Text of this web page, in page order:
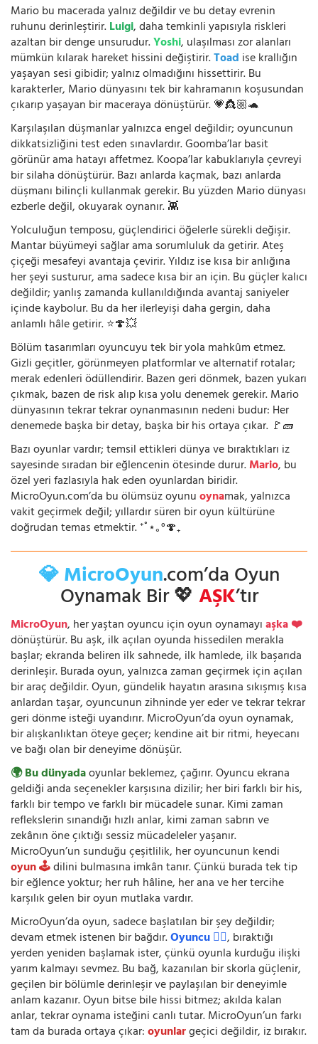
Mario bu macerada yalnız değildir ve bu detay evrenin
ruhunu derinleştirir.Luigi, daha temkinli yapısıyla riskleri
azaltan bir denge unsurudur.Yoshi, ulaşılması zor alanları
mümkün kılarak hareket hissini değiştirir.Toad ise krallığın
yaşayan sesi gibidir; yalnız olmadığını hissettirir. Bu
karakterler, Mario dünyasını tek bir kahramanın koşusundan
çıkarıp yaşayan bir maceraya dönüştürür. 💗👸🏼🐢
Karşılaşılan düşmanlar yalnızca engel değildir; oyuncunun
dikkatsizliğini test eden sınavlardır. Goomba’lar basit
görünür ama hatayı affetmez. Koopa’lar kabuklarıyla çevreyi
bir silaha dönüştürür. Bazı anlarda kaçmak, bazı anlarda
düşmanı bilinçli kullanmak gerekir. Bu yüzden Mario dünyası
ezberle değil, okuyarak oynanır. 👾
Yolculuğun temposu, güçlendirici öğelerle sürekli değişir.
Mantar büyümeyi sağlar ama sorumluluk da getirir. Ateş
çiçeği mesafeyi avantaja çevirir. Yıldız ise kısa bir anlığına
her şeyi susturur, ama sadece kısa bir an için. Bu güçler kalıcı
değildir; yanlış zamanda kullanıldığında avantaj saniyeler
içinde kaybolur. Bu da her ilerleyişi daha gergin, daha
anlamlı hâle getirir. ⭐🍄💥
Bölüm tasarımları oyuncuyu tek bir yola mahkûm etmez.
Gizli geçitler, görünmeyen platformlar ve alternatif rotalar;
merak edenleri ödüllendirir. Bazen geri dönmek, bazen yukarı
çıkmak, bazen de risk alıp kısa yolu denemek gerekir. Mario
dünyasının tekrar tekrar oynanmasının nedeni budur: Her
denemede başka bir detay, başka bir his ortaya çıkar. 🚩🧱
Bazı oyunlar vardır; temsil ettikleri dünya ve bıraktıkları iz
sayesinde sıradan bir eğlencenin ötesinde durur.Mario, bu
özel yeri fazlasıyla hak eden oyunlardan biridir.
MicroOyun.com’da bu ölümsüz oyunuoynamak, yalnızca
vakit geçirmek değil; yıllardır süren bir oyun kültürüne
doğrudan temas etmektir. ⁺˚⋆｡°🍄₊
💎 MicroOyun.com’da Oyun
Oynamak Bir 💖AŞK’tır
MicroOyun, her yaştan oyuncu için oyun oynamayıaşka ❤️
dönüştürür. Bu aşk, ilk açılan oyunda hissedilen merakla
başlar; ekranda beliren ilk sahnede, ilk hamlede, ilk başarıda
derinleşir. Burada oyun, yalnızca zaman geçirmek için açılan
bir araç değildir. Oyun, gündelik hayatın arasına sıkışmış kısa
anlardan taşar, oyuncunun zihninde yer eder ve tekrar tekrar
geri dönme isteği uyandırır. MicroOyun’da oyun oynamak,
bir alışkanlıktan öteye geçer; kendine ait bir ritmi, heyecanı
ve bağı olan bir deneyime dönüşür.
🌍 Bu dünyadaoyunlar beklemez, çağırır. Oyuncu ekrana
geldiği anda seçenekler karşısına dizilir; her biri farklı bir his,
farklı bir tempo ve farklı bir mücadele sunar. Kimi zaman
reflekslerin sınandığı hızlı anlar, kimi zaman sabrın ve
zekânın öne çıktığı sessiz mücadeleler yaşanır.
MicroOyun’un sunduğu çeşitlilik, her oyuncunun kendi
oyun 🕹️dilini bulmasına imkân tanır. Çünkü burada tek tip
bir eğlence yoktur; her ruh hâline, her ana ve her tercihe
karşılık gelen bir oyun mutlaka vardır.
MicroOyun’da oyun, sadece başlatılan bir şey değildir;
devam etmek istenen bir bağdır.Oyuncu 🧍‍♂️, bıraktığı
yerden yeniden başlamak ister, çünkü oyunla kurduğu ilişki
yarım kalmayı sevmez. Bu bağ, kazanılan bir skorla güçlenir,
geçilen bir bölümle derinleşir ve paylaşılan bir deneyimle
anlam kazanır. Oyun bitse bile hissi bitmez; akılda kalan
anlar, tekrar oynama isteğini canlı tutar. MicroOyun’un farkı
tam da burada ortaya çıkar:oyunlargeçici değildir, iz bırakır.